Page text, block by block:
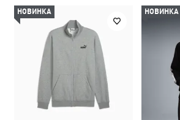
НОВИНКА НОВИНКА